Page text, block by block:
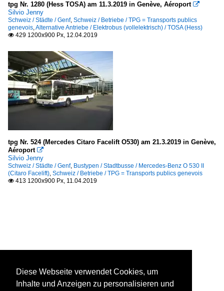
tpg Nr. 1280 (Hess TOSA) am 11.3.2019 in Genève, Aéroport 
Silvio Jenny
Schweiz / Städte / Genf, Schweiz / Betriebe / TPG = Transports publics
genevois,Alternative Antriebe / Elektrobus (vollelektrisch) / TOSA (Hess)
 429 1200x900 Px, 12.04.2019
tpg Nr. 524 (Mercedes Citaro Facelift O530) am 21.3.2019 in Genève,
Aéroport 
Silvio Jenny
Schweiz / Städte / Genf, Bustypen / Stadtbusse / Mercedes-Benz O 530 II
(Citaro Facelift), Schweiz / Betriebe / TPG = Transports publics genevois
 413 1200x900 Px, 11.04.2019
Diese Webseite verwendet Cookies, um
Inhalte und Anzeigen zu personalisieren und